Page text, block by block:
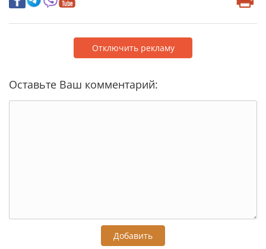
Отключить рекламу
Оставьте Ваш комментарий:
Добавить